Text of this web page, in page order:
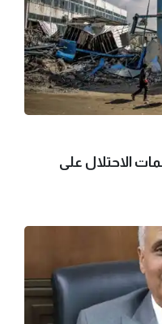
الاحتلال على